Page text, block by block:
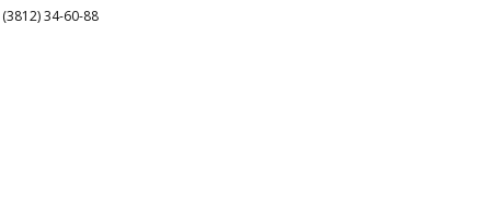
34-60-88